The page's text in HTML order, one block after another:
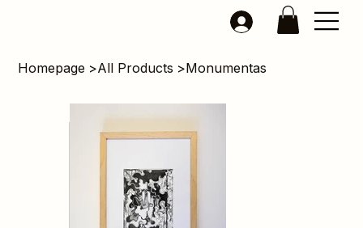
Homepage >All Products >Monumentas